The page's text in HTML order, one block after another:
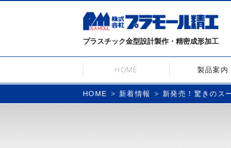
プラスチック金型設計製作・精密成形加工
HOME 製品案内
HOME 新着情報 新発売！驚きのス